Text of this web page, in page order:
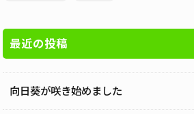
最近の投稿
向日葵が咲き始めました